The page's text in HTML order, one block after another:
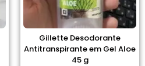
Gillette Desodorante
Antitranspirante em Gel Aloe
45 g